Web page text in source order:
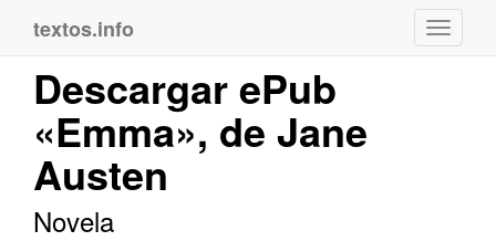
textos.info
Descargar ePub
«Emma», de Jane
Austen
Novela